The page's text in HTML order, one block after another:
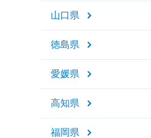
山口県
徳島県
愛媛県
高知県
福岡県